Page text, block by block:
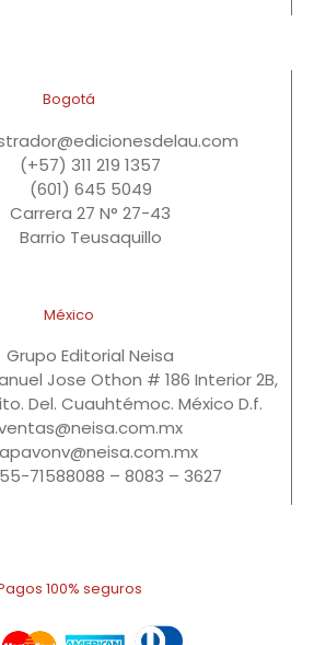
Bogotá
(+57) 311 219 1357
(601) 645 5049
Carrera 27 N° 27-43
Barrio Teusaquillo
México
Grupo Editorial Neisa
Jose Othon # 186 Interior 2B,
Del. Cuauhtémoc. México D.f.
71588088 – 8083 – 3627
100% seguros